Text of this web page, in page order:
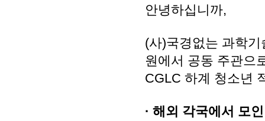
안녕하십니까,
(사)국경없는 과학
원에서 공동 주관으
CGLC 하계 청소년
· 해외 각국에서 모